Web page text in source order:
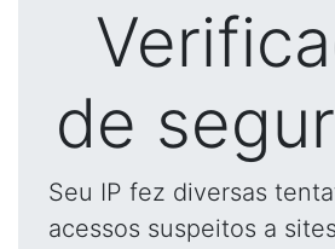
de
Seu IP fez diversas
acessos suspeitos a